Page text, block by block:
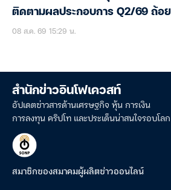
ติดตามผลประกอบการ Q2/69 ถ้อ
08 ส.ค. 69 15:29 น.
สำนักข่าวอินโฟเควสท์
อัปเดตข่าวสารด้านเศรษฐกิจ หุ้น การเงิน
การลงทุน คริปโท และประเด็นน่าสนใจรอบโลก
สมาชิกของสมาคมผู้ผลิตข่าวออนไลน์